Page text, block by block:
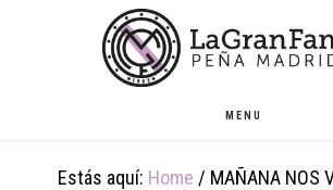
MENU
Estás aquí: Home / MAÑANA NOS